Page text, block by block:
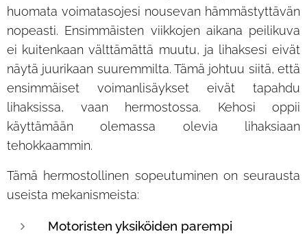
huomata voimatasojesi nousevan hämmästyttävän
nopeasti. Ensimmäisten viikkojen aikana peilikuva
ei kuitenkaan välttämättä muutu, ja lihaksesi eivät
näytä juurikaan suuremmilta. Tämä johtuu siitä, että
ensimmäiset voimanlisäykset eivät tapahdu
lihaksissa, vaan hermostossa. Kehosi oppii
käyttämään olemassa olevia lihaksiaan
tehokkaammin.
Tämä hermostollinen sopeutuminen on seurausta
useista mekanismeista:
Motoristen yksiköiden parempi